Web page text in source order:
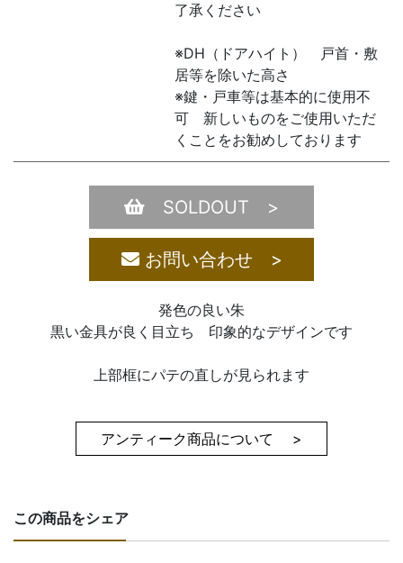
了承ください
※DH（ドアハイト） 戸首・敷
居等を除いた高さ
※鍵・戸車等は基本的に使用不
可 新しいものをご使用いただ
くことをお勧めしております
SOLDOUT >
お問い合わせ >
発色の良い朱
黒い金具が良く目立ち 印象的なデザインです
上部框にパテの直しが見られます
アンティーク商品について >
この商品をシェア